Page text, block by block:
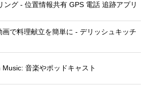
ング - 位置情報共有 GPS 電話 追跡アプリ
画で料理献立を簡単‪に - デリッシュキッチ
Music: 音楽やポッドキャスト